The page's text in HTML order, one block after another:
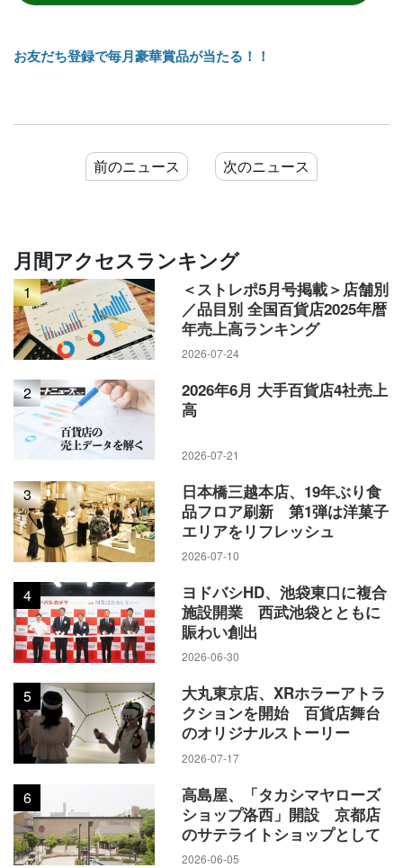
お友だち登録で毎月豪華賞品が当たる！！
前のニュース 次のニュース
月間アクセスランキング
1
＜ストレポ5月号掲載＞店舗別
／品目別 全国百貨店2025年暦
年売上高ランキング
2026-07-24
2
2026年6月 大手百貨店4社売上
高
2026-07-21
3
日本橋三越本店、19年ぶり食
品フロア刷新 第1弾は洋菓子
エリアをリフレッシュ
2026-07-10
4
ヨドバシHD、池袋東口に複合
施設開業 西武池袋とともに
賑わい創出
2026-06-30
5
大丸東京店、XRホラーアトラ
クションを開始 百貨店舞台
のオリジナルストーリー
2026-07-17
6
高島屋、「タカシマヤローズ
ショップ洛西」開設 京都店
のサテライトショップとして
2026-06-05